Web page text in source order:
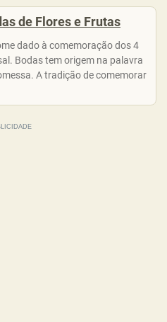
de Flores e Frutas
dado à comemoração dos 4
Bodas tem origem na palavra
A tradição de comemorar